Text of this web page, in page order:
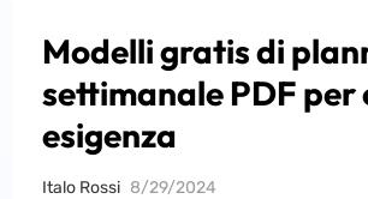
Modelli gratis di
settimanale PDF per
esigenza
Italo Rossi 8/29/2024